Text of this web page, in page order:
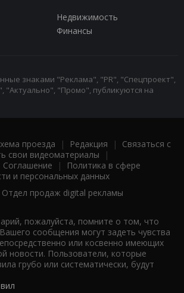
Недвижимость
Финансы
знаками "Реклама", "PR", "Спецпроект",
"Актуально", "Промо", публикуются на
проезда | Редакция | Связаться с
свои видеоматериалы |
Соглашение |
Политика в сфере
и персональных данных
Отдел продаж digital рекламы
пожалуйста, помните о том, что
сообщения могут задеть чувства
или косвенно имеющих
новости. Пользователи, которые
грубо или систематически, будут